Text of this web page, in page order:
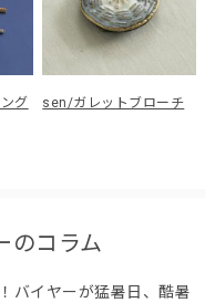
グ
sen/ガレットブローチ
のコラム
バイヤーが猛暑日、酷暑